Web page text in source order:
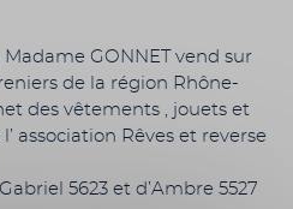
GONNET vend sur
de la région Rhône-
des vêtements , jouets et
association Rêves et reverse
5623 et d’Ambre 5527